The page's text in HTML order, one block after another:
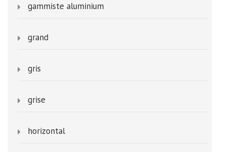
gammiste aluminium
grand
gris
grise
horizontal